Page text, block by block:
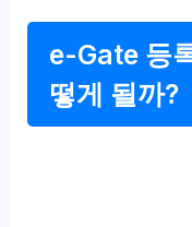
e-Gate 등
떻게 될까?